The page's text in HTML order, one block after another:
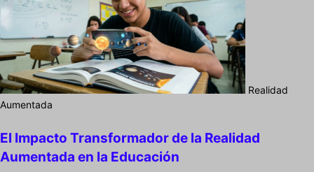
Realidad
Aumentada
El Impacto Transformador de la Realidad
Aumentada en la Educación